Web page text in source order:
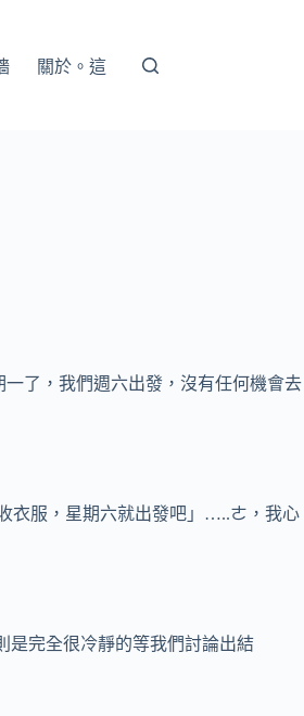
關於。這
了，我們週六出發，沒有任何機會去
衣服，星期六就出發吧」…..ㄜ，我心
是完全很冷靜的等我們討論出結